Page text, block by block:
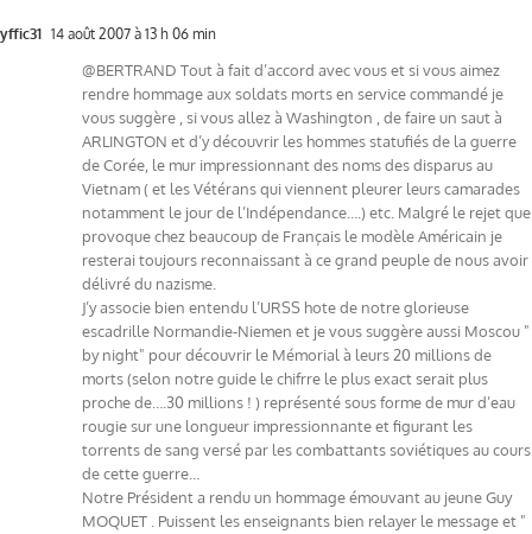
yffic31 14 août 2007 à 13 h 06 min
@BERTRAND Tout à fait d’accord avec vous et si vous aimez
rendre hommage aux soldats morts en service commandé je
vous suggère , si vous allez à Washington , de faire un saut à
ARLINGTON et d’y découvrir les hommes statufiés de la guerre
de Corée, le mur impressionnant des noms des disparus au
Vietnam ( et les Vétérans qui viennent pleurer leurs camarades
notamment le jour de l’Indépendance….) etc. Malgré le rejet que
provoque chez beaucoup de Français le modèle Américain je
resterai toujours reconnaissant à ce grand peuple de nous avoir
délivré du nazisme.
J’y associe bien entendu l’URSS hote de notre glorieuse
escadrille Normandie-Niemen et je vous suggère aussi Moscou "
by night" pour découvrir le Mémorial à leurs 20 millions de
morts (selon notre guide le chifrre le plus exact serait plus
proche de….30 millions ! ) représenté sous forme de mur d’eau
rougie sur une longueur impressionnante et figurant les
torrents de sang versé par les combattants soviétiques au cours
de cette guerre…
Notre Président a rendu un hommage émouvant au jeune Guy
MOQUET . Puissent les enseignants bien relayer le message et "